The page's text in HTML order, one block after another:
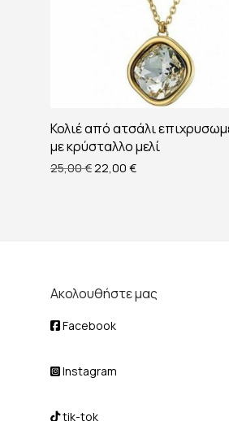
Κολιέ από ατσάλι
με κρύσταλλο μελί
25,00€ Original price was: 25,00 €.
22,00 €Η τρέχουσα τιμή
Ακολουθήστε μας
Facebook
Instagram
tik-tok